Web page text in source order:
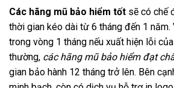
Các hãng mũ bảo hiểm tốt sẽ có chế
thời gian kéo dài từ 6 tháng đến 1
trong vòng 1 tháng nếu xuất hiện lỗi
thường, các hãng mũ bảo hiểm đạt
gian bảo hành 12 tháng trở lên. Bên